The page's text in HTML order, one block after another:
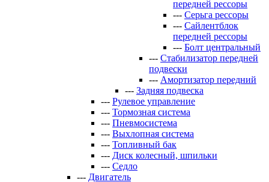
передней рессоры
--- Серьга рессоры
--- Сайлентблок
передней рессоры
--- Болт центральный
--- Стабилизатор передней
подвески
--- Амортизатор передний
--- Задняя подвеска
--- Рулевое управление
--- Тормозная система
--- Пневмосистема
--- Выхлопная система
--- Топливный бак
--- Диск колесный, шпильки
--- Седло
--- Двигатель